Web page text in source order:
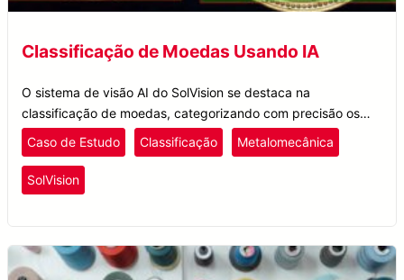
Classificação de Moedas Usando IA
O sistema de visão AI do SolVision se destaca na
classificação de moedas, categorizando com precisão os
lotes por denominação, independentemente da oxidação ou
condição da moeda.
Caso de Estudo Classificação Metalomecânica
SolVision